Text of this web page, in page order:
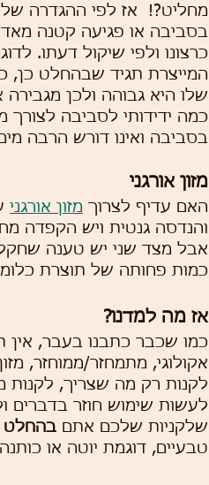
מחליט?!  אז לפי ההגדרה של
בסביבה או פגיעה קטנה
כרצונו ולפי שיקול דעתו.
המייצרת תגיד שבהחלט כן,
שלו היא גבוהה ולכן
כמה ידידותי לסביבה לצורך
בסביבה ואינו דורש הרבה
מזון אורגני
האם עדיף לצרוך מזון אורגני
והנדסה גנטית ויש הקפדה
אבל מצד שני יש טענה
כמות פחותה של תוצרת כלומר
אז מה למדנו?
כמו שכבר כתבנו בעבר, אין
אקולוגי, מתמחזר/ממוחזר,
לקנות רק מה שצריך, לקנות
לעשות שימוש חוזר בדברים
שלקניות שלכם אתם בהחלט
טבעיים, דוגמת יוטה או